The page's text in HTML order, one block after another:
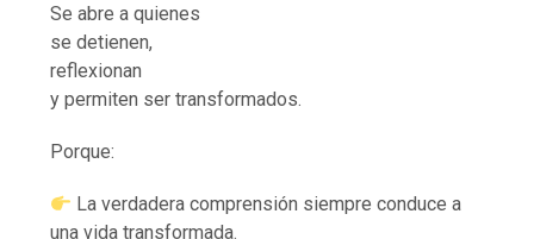
Se abre a quienes
se detienen,
reflexionan
y permiten ser transformados.
Porque:
La verdadera comprensión siempre conduce a
una vida transformada.